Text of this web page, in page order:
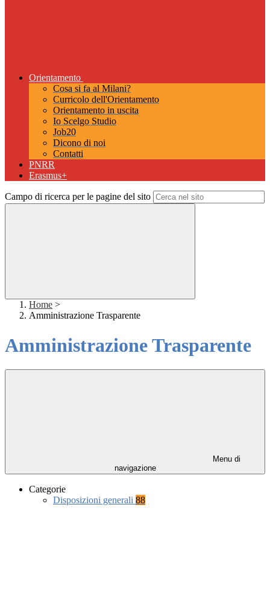
Orientamento
Cosa si fa al Milani?
Curricolo dell'Orientamento
Orientamento in uscita
Io Scelgo Studio
Job20
Dicono di noi
Contatti
PNRR
Erasmus+
Campo di ricerca per le pagine del sito
Home >
Amministrazione Trasparente
Amministrazione Trasparente
Menu di
navigazione
Categorie
Disposizioni generali 88